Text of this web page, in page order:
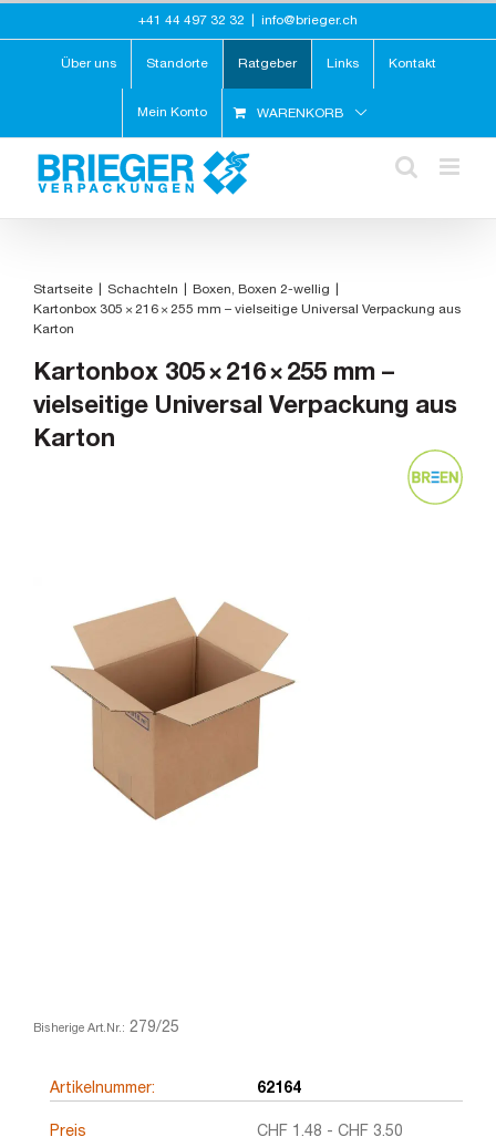
springen
+41 44 497 32 32 info@brieger.ch
Über uns Standorte Ratgeber Links Kontakt
Mein Konto WARENKORB
Startseite Schachteln Boxen
Boxen 2-wellig
Kartonbox 305 × 216 × 255 mm – vielseitige Universal Verpackung aus
Karton
Kartonbox 305 × 216 × 255 mm –
vielseitige Universal Verpackung aus
Karton
Bisherige Art.Nr.: 279/25
Artikelnummer: 62164
Preis CHF 1.48 - CHF 3.50